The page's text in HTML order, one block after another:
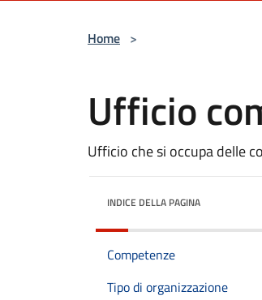
Home >
Ufficio
Ufficio che si occupa delle
INDICE DELLA PAGINA
Competenze
Tipo di organizzazione